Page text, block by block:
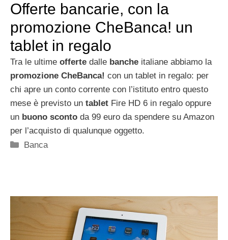
Offerte bancarie, con la
promozione CheBanca! un
tablet in regalo
Tra le ultime offerte dalle banche italiane abbiamo la
promozione CheBanca! con un tablet in regalo: per
chi apre un conto corrente con l’istituto entro questo
mese è previsto un tablet Fire HD 6 in regalo oppure
un buono sconto da 99 euro da spendere su Amazon
per l’acquisto di qualunque oggetto.
Categorie
Banca